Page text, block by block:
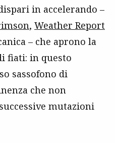
in accelerando –
, Weather Report
– che aprono la
fiati: in questo
sassofono di
che non
mutazioni